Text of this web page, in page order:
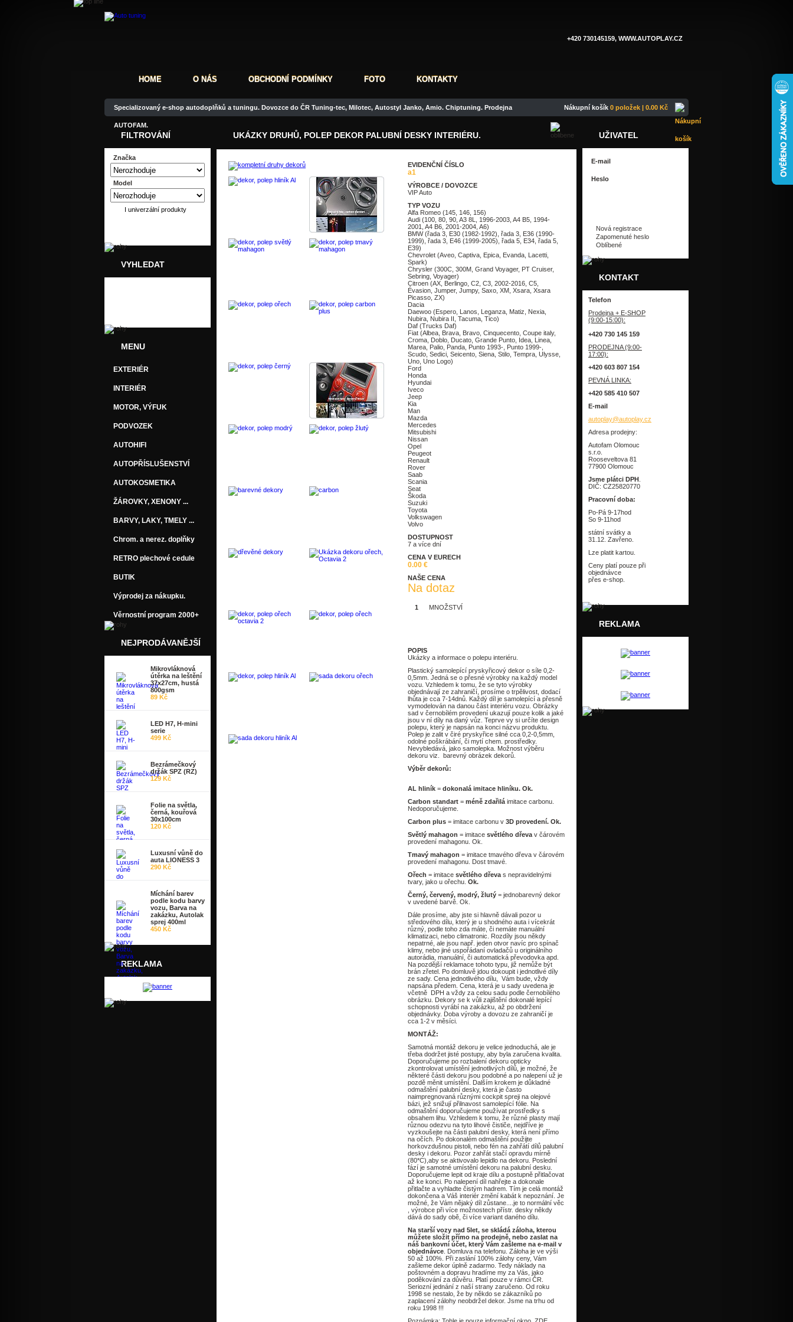
UKÁZKY DRUHŮ, POLEP DEKOR PALUBNÍ DESKY INTERIÉRU.
EVIDENČNÍ ČÍSLO
a1
VÝROBCE / DOVOZCE
VIP Auto
TYP VOZU
Alfa Romeo (145, 146, 156)
Audi (100, 80, 90, A3 8L, 1996-2003, A4 B5, 1994-
2001, A4 B6, 2001-2004, A6)
BMW (řada 3, E30 (1982-1992), řada 3, E36 (1990-
1999), řada 3, E46 (1999-2005), řada 5, E34, řada 5,
E39)
Chevrolet (Aveo, Captiva, Epica, Evanda, Lacetti,
Spark)
Chrysler (300C, 300M, Grand Voyager, PT Cruiser,
Sebring, Voyager)
Citroen (AX, Berlingo, C2, C3, 2002-2016, C5,
Évasion, Jumper, Jumpy, Saxo, XM, Xsara, Xsara
Picasso, ZX)
Dacia
Daewoo (Espero, Lanos, Leganza, Matiz, Nexia,
Nubira, Nubira II, Tacuma, Tico)
Daf (Trucks Daf)
Fiat (Albea, Brava, Bravo, Cinquecento, Coupe italy,
Croma, Doblo, Ducato, Grande Punto, Idea, Linea,
Marea, Palio, Panda, Punto 1993-, Punto 1999-,
Scudo, Sedici, Seicento, Siena, Stilo, Tempra, Ulysse,
Uno, Uno Logo)
Ford
Honda
Hyundai
Iveco
Jeep
Kia
Man
Mazda
Mercedes
Mitsubishi
Nissan
Opel
Peugeot
Renault
Rover
Saab
Scania
Seat
Škoda
Suzuki
Toyota
Volkswagen
Volvo
DOSTUPNOST
7 a více dní
CENA V EURECH
0.00 €
NAŠE CENA
Na dotaz
MNOŽSTVÍ
POPIS
Ukázky a informace o polepu interiéru.
Plastický samolepící pryskyřicový dekor o síle 0,2-
0,5mm. Jedná se o přesné výrobky na každý model
vozu. Vzhledem k tomu, že se tyto výrobky
objednávají ze zahraničí, prosíme o trpělivost, dodací
lhůta je cca 7-14dnů. Každý díl je samolepící a přesně
vymodelován na danou část interiéru vozu. Obrázky
sad v černobílém provedení ukazují pouze kolik a jaké
jsou v ní díly na daný vůz. Teprve vy si určíte design
polepu, který je napsán na konci názvu produktu.
Polep je zalit v čiré pryskyřice silné cca 0,2-0,5mm,
odolné poškrábání, či mytí chem. prostředky.
Nevybledává, jako samolepka. Možnost výběru
dekoru viz. barevný obrázek dekorů.
Výběr dekorů:
AL hliník = dokonalá imitace hliníku. Ok.
Carbon standart = méně zdařilá imitace carbonu.
Nedoporučujeme.
Carbon plus = imitace carbonu v 3D provedení. Ok.
Světlý mahagon = imitace světlého dřeva v čárovém
provedení mahagonu. Ok.
Tmavý mahagon = imitace tmavého dřeva v čárovém
provedení mahagonu. Dost tmavé.
Ořech = imitace světlého dřeva s nepravidelnými
tvary, jako u ořechu. Ok.
Černý, červený, modrý, žlutý = jednobarevný dekor
v uvedené barvě. Ok.
Dále prosíme, aby jste si hlavně dávali pozor u
středového dílu, který je u shodného auta i vícekrát
různý, podle toho zda máte, či nemáte manuální
klimatizaci, nebo climatronic. Rozdíly jsou někdy
nepatrné, ale jsou např. jeden otvor navíc pro spínač
klimy, nebo jiné uspořádaní ovladačů u originálního
autorádia, manuální, či automatická převodovka apd.
Na pozdější reklamace tohoto typu, již nemůže být
brán zřetel. Po domluvě jdou dokoupit i jednotlivé díly
ze sady. Cena jednotlivého dílu, Vám bude, vždy
napsána předem. Cena, která je u sady uvedena je
včetně DPH a vždy za celou sadu podle černobílého
obrázku. Dekory se k vůli zajištění dokonalé lepící
schopnosti vyrábí na zakázku, až po obdržení
objednávky. Doba výroby a dovozu ze zahraničí je
cca 1-2 v měsíci.
MONTÁŽ:
Samotná montáž dekoru je velice jednoduchá, ale je
třeba dodržet jisté postupy, aby byla zaručena kvalita.
Doporučujeme po rozbalení dekoru opticky
zkontrolovat umístění jednotlivých dílů, je možné, že
některé části dekoru jsou podobné a po nalepení už je
pozdě měnit umístění. Dalším krokem je důkladné
odmaštění palubní desky, která je často
naimpregnovaná různými cockpit spreji na olejové
bázi, jež snižují přilnavost samolepící fólie. Na
odmaštění doporučujeme používat prostředky s
obsahem lihu. Vzhledem k tomu, že různé plasty mají
různou odezvu na tyto lihové čističe, nejdříve je
vyzkoušejte na části palubní desky, která není přímo
na očích. Po dokonalém odmaštění použijte
horkovzdušnou pistoli, nebo fén na zahřátí dílů palubní
desky i dekoru. Pozor zahřát stačí opravdu mírně
(80*C),aby se aktivovalo lepidlo na dekoru. Poslední
fází je samotné umístění dekoru na palubní desku.
Doporučujeme lepit od kraje dílu a postupně přitlačovat
až ke konci. Po nalepení díl nahřejte a dokonale
přitlačte a vyhladte čistým hadrem. Tím je celá montáž
dokončena a Váš interiér změní kabát k nepoznání. Je
možné, že Vám nějaký díl zůstane....je to normální věc
, výrobce při více možnostech přístr. desky někdy
dává do sady obě, či více variant daného dílu.
Na starší vozy nad 5let, se skládá záloha, kterou
můžete složit přímo na prodejně, nebo zaslat na
náš bankovní účet, který Vám zašleme na e-mail v
objednávce . Domluva na telefonu. Záloha je ve výši
50 až 100%. Při zaslání 100% zálohy ceny, Vám
zašleme dekor úplně zadarmo. Tedy náklady na
poštovném a dopravu hradíme my za Vás, jako
poděkování za důvěru. Platí pouze v rámci ČR.
Seriozní jednání z naší strany zaručeno. Od roku
1998 se nestalo, že by někdo se zákazníků po
zaplacení zálohy neobdržel dekor. Jsme na trhu od
roku 1998 !!!
FILTROVÁNÍ
Značka
Model
I univerzální produkty
VYHLEDAT
MENU
EXTERIÉR
INTERIÉR
MOTOR, VÝFUK
PODVOZEK
AUTOHIFI
AUTOPŘÍSLUŠENSTVÍ
AUTOKOSMETIKA
ŽÁROVKY, XENONY ...
BARVY, LAKY, TMELY ...
Chrom. a nerez. doplňky
RETRO plechové cedule
BUTIK
Výprodej za nákupku.
Věrnostní program 2000+
NEJPRODÁVANĚJŠÍ
Mikrovláknová
útěrka na leštění
37x27cm, hustá
800gsm
89 Kč
LED H7, H-mini
serie
499 Kč
Bezrámečkový
držák SPZ (RZ)
129 Kč
Folie na světla,
černá, kouřová
30x100cm
120 Kč
Luxusní vůně do
auta LIONESS 3
290 Kč
Míchání barev
podle kodu barvy
vozu, Barva na
zakázku, Autolak
sprej 400ml
450 Kč
REKLAMA
UŽIVATEL
Nová registrace
Zapomenuté heslo
Oblíbené
KONTAKT
Telefon
Prodejna + E-SHOP
(9:00-15:00):
+420 730 145 159
PRODEJNA (9:00-
17:00):
+420 603 807 154
PEVNÁ LINKA:
+420 585 410 507
E-mail
autoplay@autoplay.cz
Adresa prodejny:
Autofam Olomouc
s.r.o.
Rooseveltova 81
77900 Olomouc
Jsme plátci DPH
DIČ: CZ25820770
Pracovní doba:
Po-Pá 9-17hod
So 9-11hod
státní svátky a
31.12. Zavřeno.
Lze platit kartou.
Ceny platí pouze při
objednávce
přes e-shop.
REKLAMA
HOME O NÁS OBCHODNÍ PODMÍNKY FOTO KONTAKTY
Specializovaný e-shop autodoplňků a tuningu. Dovozce do ČR Tuning-tec, Milotec, Autostyl Janko, Amio. Chiptuning. Prodejna
AUTOFAM.
Nákupní košík 0 položek | 0.00 Kč
+420 730145159, WWW.AUTOPLAY.CZ